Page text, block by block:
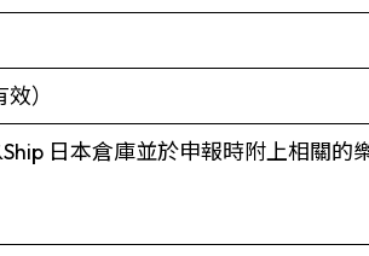
）
日本倉庫並於申報時附上相關的